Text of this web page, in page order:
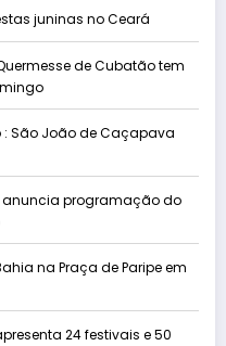
juninas no Ceará
de Cubatão tem
: São João de Caçapava
anuncia programação do
na Praça de Paripe em
24 festivais e 50